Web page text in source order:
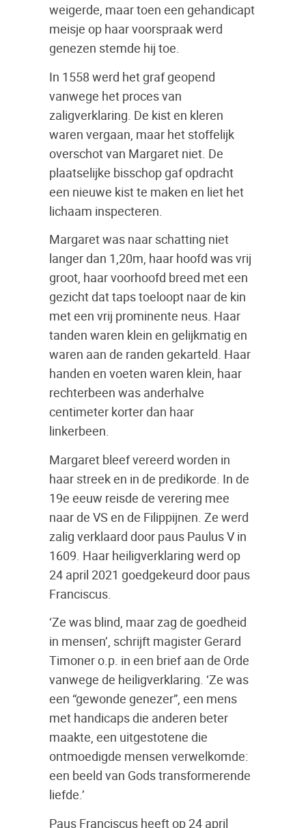
weigerde, maar toen een gehandicapt
meisje op haar voorspraak werd
genezen stemde hij toe.
In 1558 werd het graf geopend
vanwege het proces van
zaligverklaring. De kist en kleren
waren vergaan, maar het stoffelijk
overschot van Margaret niet. De
plaatselijke bisschop gaf opdracht
een ​​nieuwe kist te maken en liet het
lichaam inspecteren.
Margaret was naar schatting niet
langer dan 1,20m, haar hoofd was vrij
groot, haar voorhoofd breed met een
gezicht dat taps toeloopt naar de kin
met een vrij prominente neus. Haar
tanden waren klein en gelijkmatig en
waren aan de randen gekarteld. Haar
handen en voeten waren klein, haar
rechterbeen was anderhalve
centimeter korter dan haar
linkerbeen.
Margaret bleef vereerd worden in
haar streek en in de predikorde. In de
19e eeuw reisde de verering mee
naar de VS en de Filippijnen. Ze werd
zalig verklaard door paus Paulus V in
1609. Haar heiligverklaring werd op
24 april 2021 goedgekeurd door paus
Franciscus.
‘Ze was blind, maar zag de goedheid
in mensen’, schrijft magister Gerard
Timoner o.p. in een brief aan de Orde
vanwege de heiligverklaring. ‘Ze was
een “gewonde genezer”, een mens
met handicaps die anderen beter
maakte, een uitgestotene die
ontmoedigde mensen verwelkomde:
een beeld van Gods transformerende
liefde.’
Paus Franciscus heeft op 24 april